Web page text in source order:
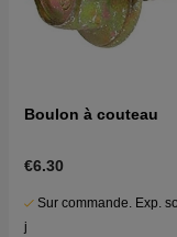
Boulon à couteau
€6.30
Sur commande. Exp.
j